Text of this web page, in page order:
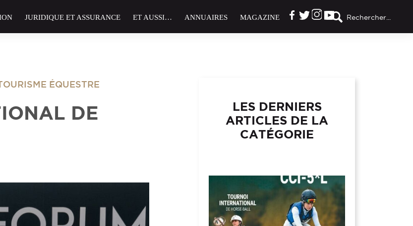
Rechercher...
JURIDIQUE ET ASSURANCE ET AUSSI… ANNUAIRES MAGAZINE
ÉQUESTRE
DE
LES DERNIERS
ARTICLES DE LA
CATÉGORIE